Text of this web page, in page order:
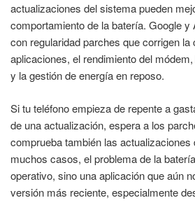
actualizaciones del sistema pueden
comportamiento de la batería. Google y
con regularidad parches que corrigen la
aplicaciones, el rendimiento del
y la gestión de energía en reposo.
Si tu teléfono empieza de repente a
de una actualización, espera a los
comprueba también las
muchos casos, el problema de la
operativo, sino una aplicación que aún
versión más reciente, especialmente